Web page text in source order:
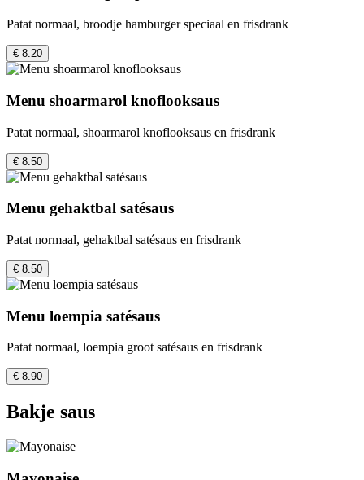
Patat normaal, broodje hamburger speciaal en frisdrank
€ 8.20
Menu shoarmarol knoflooksaus
Patat normaal, shoarmarol knoflooksaus en frisdrank
€ 8.50
Menu gehaktbal satésaus
Patat normaal, gehaktbal satésaus en frisdrank
€ 8.50
Menu loempia satésaus
Patat normaal, loempia groot satésaus en frisdrank
€ 8.90
Bakje saus